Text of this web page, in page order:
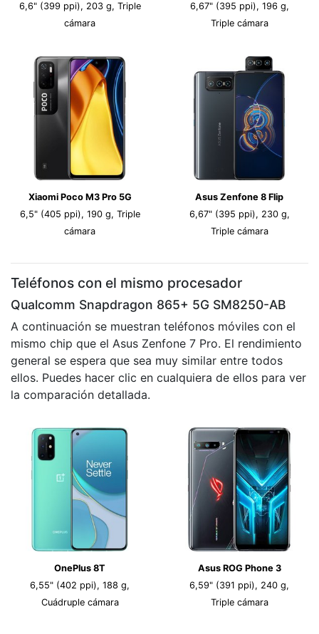
6,6" (399 ppi), 203 g, Triple
cámara
6,67" (395 ppi), 196 g,
Triple cámara
Xiaomi Poco M3 Pro 5G
6,5" (405 ppi), 190 g, Triple
cámara
Asus Zenfone 8 Flip
6,67" (395 ppi), 230 g,
Triple cámara
Teléfonos con el mismo procesador
Qualcomm Snapdragon 865+ 5G SM8250-AB
A continuación se muestran teléfonos móviles con el
mismo chip que el Asus Zenfone 7 Pro. El rendimiento
general se espera que sea muy similar entre todos
ellos. Puedes hacer clic en cualquiera de ellos para ver
la comparación detallada.
OnePlus 8T
6,55" (402 ppi), 188 g,
Cuádruple cámara
Asus ROG Phone 3
6,59" (391 ppi), 240 g,
Triple cámara